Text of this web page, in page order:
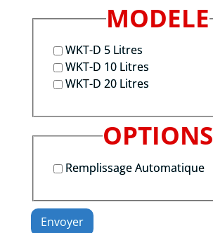
MODELE
WKT-D 5 Litres
WKT-D 10 Litres
WKT-D 20 Litres
OPTIONS
Remplissage Automatique